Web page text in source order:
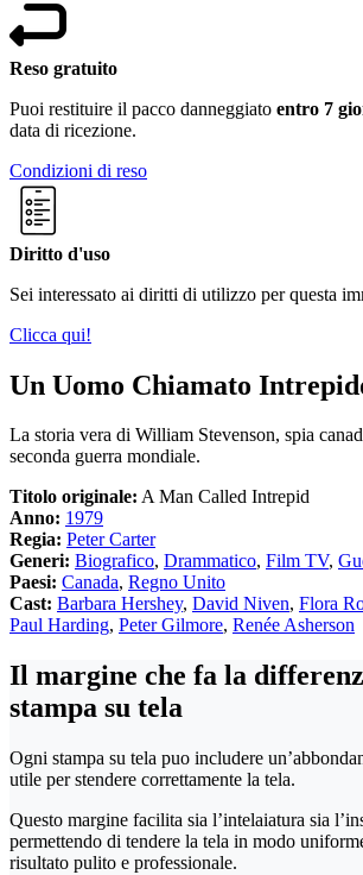
Reso gratuito
Puoi restituire il pacco danneggiato entro 7
data di ricezione.
Condizioni di reso
Diritto d'uso
Sei interessato ai diritti di utilizzo per questa
Clicca qui!
Un Uomo Chiamato
La storia vera di William Stevenson, spia
seconda guerra mondiale.
Titolo originale: A Man Called Intrepid
Anno: 1979
Regia: Peter Carter
Generi: Biografico, Drammatico, Film TV,
Paesi: Canada, Regno Unito
Cast: Barbara Hershey, David Niven, Flora
Paul Harding, Peter Gilmore, Renée Asherson
Il margine che fa la
stampa su tela
Ogni stampa su tela puo includere
utile per stendere correttamente la tela.
Questo margine facilita sia l’intelaiatura sia
permettendo di tendere la tela in modo
risultato pulito e professionale.